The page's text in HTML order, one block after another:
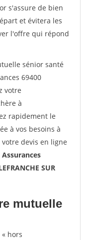
s'assure de bien
et évitera les
l'offre qui répond
sénior santé
69400
votre
à
rapidement le
à vos besoins à
votre devis en ligne
Assurances
SUR
mutuelle
hors